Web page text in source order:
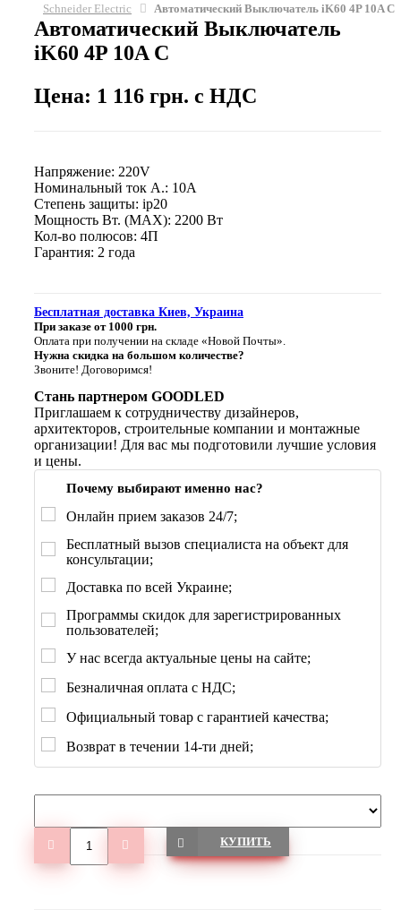
Schneider Electric
Автоматический Выключатель iK60 4P 10A C
Автоматический Выключатель
iK60 4P 10A C
Цена: 1 116 грн. с НДС
Напряжение: 220V
Номинальный ток А.: 10A
Степень защиты: ip20
Мощность Вт. (МАХ): 2200 Вт
Кол-во полюсов: 4П
Гарантия: 2 года
Бесплатная доставка Киев, Украина
При заказе от 1000 грн.
Оплата при получении на складе «Новой Почты».
Нужна скидка на большом количестве?
Звоните! Договоримся!
Стань партнером GOODLED
Приглашаем к сотрудничеству дизайнеров,
архитекторов, строительные компании и монтажные
организации! Для вас мы подготовили лучшие условия
и цены.
Почему выбирают именно нас?
Онлайн прием заказов 24/7;
Бесплатный вызов специалиста на объект для
консультации;
Доставка по всей Украине;
Программы скидок для зарегистрированных
пользователей;
У нас всегда актуальные цены на сайте;
Безналичная оплата с НДС;
Официальный товар с гарантией качества;
Возврат в течении 14-ти дней;
КУПИТЬ